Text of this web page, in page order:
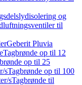
og
til
Geberit Pluvia
Tagbrønde op til 12
op til 25
sTagbrønde op til 100
sTagbrønde til